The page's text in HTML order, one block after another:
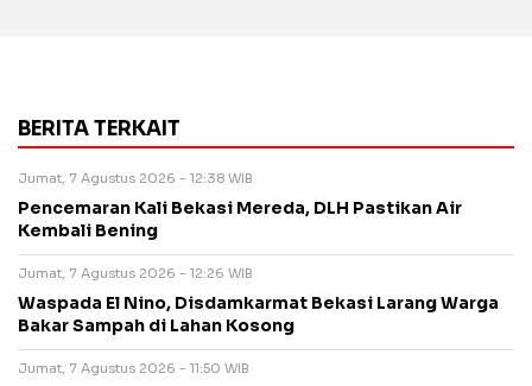
BERITA TERKAIT
Jumat, 7 Agustus 2026 - 12:38 WIB
Pencemaran Kali Bekasi Mereda, DLH Pastikan Air
Kembali Bening
Jumat, 7 Agustus 2026 - 12:26 WIB
Waspada El Nino, Disdamkarmat Bekasi Larang Warga
Bakar Sampah di Lahan Kosong
Jumat, 7 Agustus 2026 - 11:50 WIB